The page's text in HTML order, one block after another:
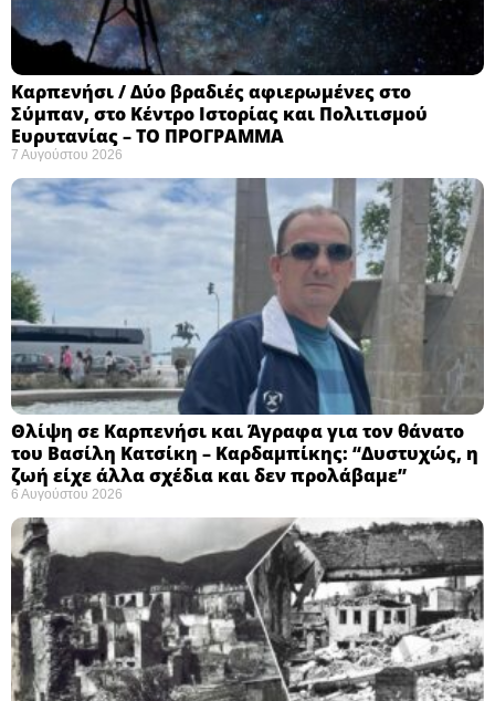
Καρπενήσι / Δύο βραδιές αφιερωμένες στο
Σύμπαν, στο Κέντρο Ιστορίας και Πολιτισμού
Ευρυτανίας – ΤΟ ΠΡΟΓΡΑΜΜΑ
7 Αυγούστου 2026
Θλίψη σε Καρπενήσι και Άγραφα για τον θάνατο
του Βασίλη Κατσίκη – Καρδαμπίκης: “Δυστυχώς, η
ζωή είχε άλλα σχέδια και δεν προλάβαμε”
6 Αυγούστου 2026